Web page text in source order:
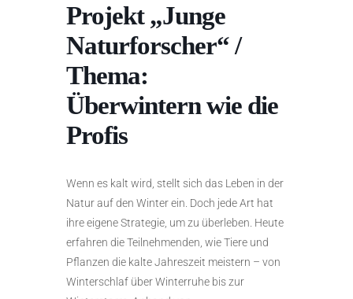
Projekt „Junge
Naturforscher“ /
Thema:
Überwintern wie die
Profis
Wenn es kalt wird, stellt sich das Leben in der
Natur auf den Winter ein. Doch jede Art hat
ihre eigene Strategie, um zu überleben. Heute
erfahren die Teilnehmenden, wie Tiere und
Pflanzen die kalte Jahreszeit meistern – von
Winterschlaf über Winterruhe bis zur